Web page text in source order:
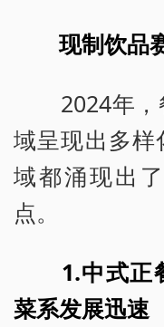
现制饮品
2024年，
域呈现出多
域都涌现出
点。
1.中式正
菜系发展迅速